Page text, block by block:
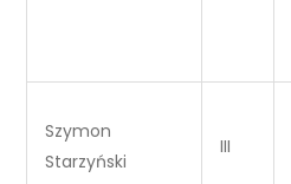
Szymon
Starzyński
III